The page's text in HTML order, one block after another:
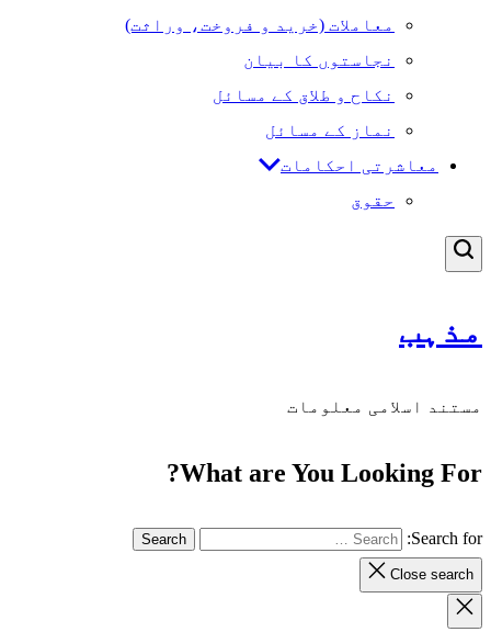
معاملات (خرید و فروخت، وراثت)
نجاستوں کا بیان
نکاح و طلاق کے مسائل
نماز کے مسائل
معاشرتی احکامات
حقوق
مذہب
مستند اسلامی معلومات
What are You Looking For?
Search for:
Close search